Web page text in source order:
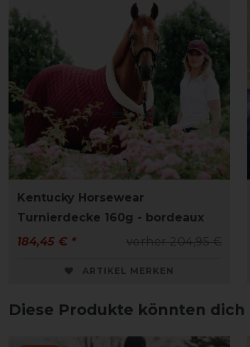
Kentucky Horsewear
Turnierdecke 160g - bordeaux
vorher 204,95 €
184,45 € *
ARTIKEL MERKEN
Diese Produkte könnten